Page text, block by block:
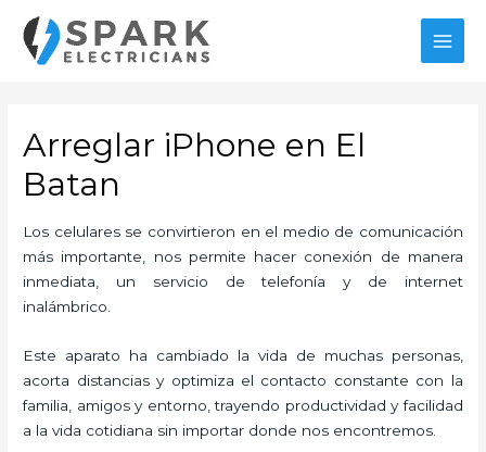
contenido
Arreglar iPhone en El
Batan
Los celulares se convirtieron en el medio de comunicación
más importante, nos permite hacer conexión de manera
inmediata, un servicio de telefonía y de internet
inalámbrico.
Este aparato ha cambiado la vida de muchas personas,
acorta distancias y optimiza el contacto constante con la
familia, amigos y entorno, trayendo productividad y facilidad
a la vida cotidiana sin importar donde nos encontremos.